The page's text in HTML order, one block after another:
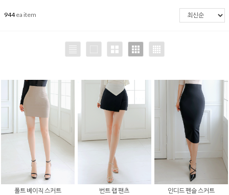
944ea item
폴트 베이직 스커트
번트 랩 팬츠
인디드 펜슬 스커트